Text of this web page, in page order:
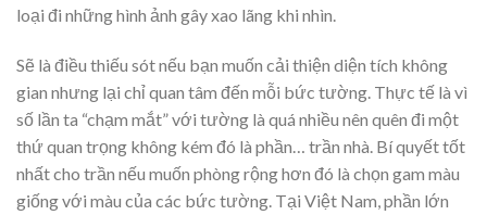
loại đi những hình ảnh gây xao lãng khi nhìn.
Sẽ là điều thiếu sót nếu bạn muốn cải thiện diện tích không
gian nhưng lại chỉ quan tâm đến mỗi bức tường. Thực tế là vì
số lần ta “chạm mắt” với tường là quá nhiều nên quên đi một
thứ quan trọng không kém đó là phần… trần nhà. Bí quyết tốt
nhất cho trần nếu muốn phòng rộng hơn đó là chọn gam màu
giống với màu của các bức tường. Tại Việt Nam, phần lớn